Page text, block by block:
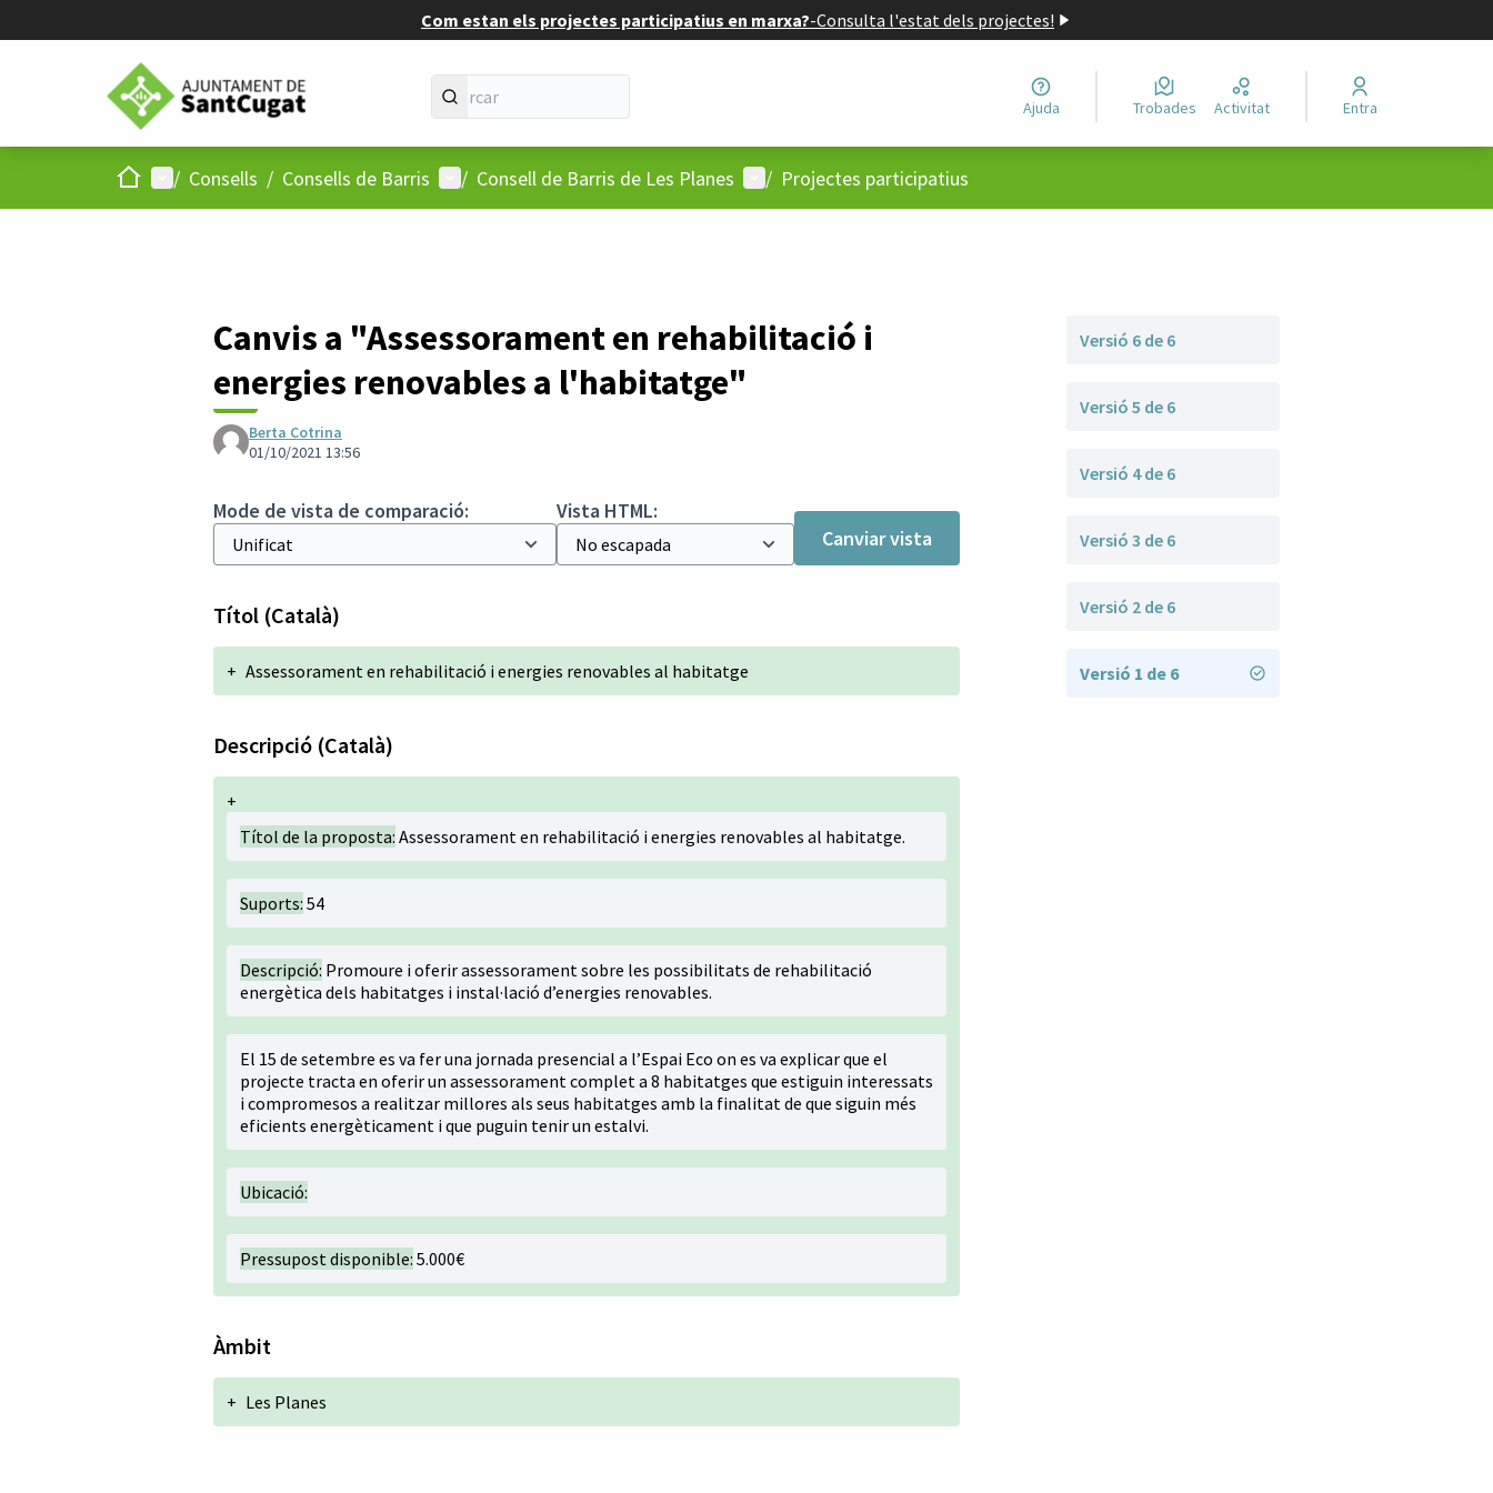
Com estan els projectes participatius en marxa?-Consulta l'estat dels projectes!
Ajuda Trobades Activitat Entra
Inici Menú principal
/ Consells / Consells de Barris Menú d'usuari
/ Consell de Barris de Les Planes Menú d'usuari
/ Projectes participatius
Canvis a "Assessorament en rehabilitació i
energies renovables a l'habitatge"
Berta Cotrina
01/10/2021 13:56
Mode de vista de comparació:
Vista HTML:
Canviar vista
Títol (Català)
+ Assessorament en rehabilitació i energies renovables al habitatge
Descripció (Català)
+
Títol de la proposta: Assessorament en rehabilitació i energies renovables al habitatge.
Suports: 54
Descripció: Promoure i oferir assessorament sobre les possibilitats de rehabilitació
energètica dels habitatges i instal·lació d’energies renovables.
El 15 de setembre es va fer una jornada presencial a l’Espai Eco on es va explicar que el
projecte tracta en oferir un assessorament complet a 8 habitatges que estiguin interessats
i compromesos a realitzar millores als seus habitatges amb la finalitat de que siguin més
eficients energèticament i que puguin tenir un estalvi.
Ubicació:
Pressupost disponible: 5.000€
Àmbit
+ Les Planes
Versió 6 de 6
Versió 5 de 6
Versió 4 de 6
Versió 3 de 6
Versió 2 de 6
Versió 1 de 6